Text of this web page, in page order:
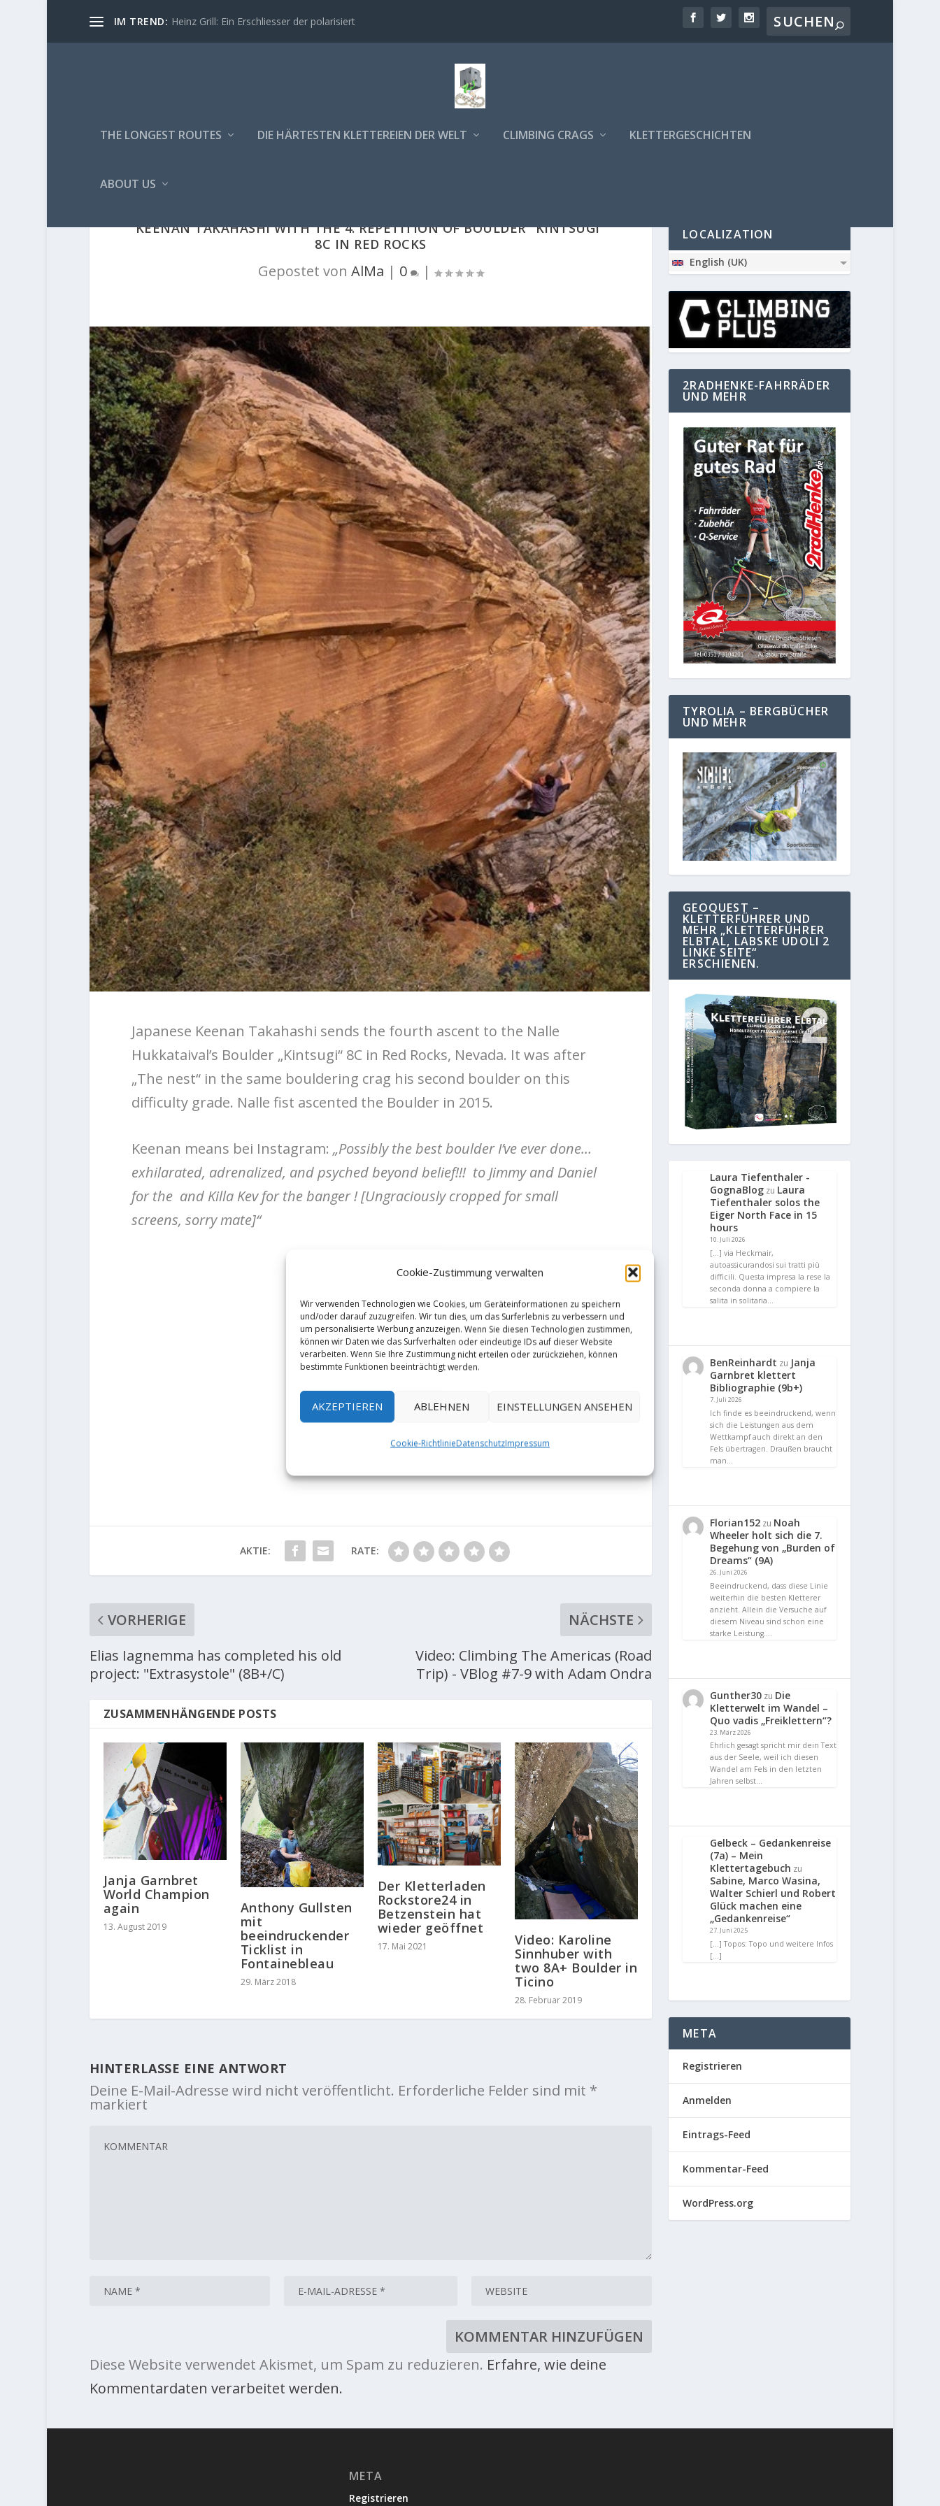
Cookie-Zustimmung verwalten
Wir verwenden Technologien wie Cookies, um Geräteinformationen zu speichern
und/oder darauf zuzugreifen. Wir tun dies, um das Surferlebnis zu verbessern und
um personalisierte Werbung anzuzeigen. Wenn Sie diesen Technologien zustimmen,
können wir Daten wie das Surfverhalten oder eindeutige IDs auf dieser Website
verarbeiten. Wenn Sie Ihre Zustimmung nicht erteilen oder zurückziehen, können
bestimmte Funktionen beeinträchtigt werden.
AKZEPTIEREN ABLEHNEN EINSTELLUNGEN ANSEHEN
Cookie-RichtlinieDatenschutzImpressum
IM TREND: Heinz Grill: Ein Erschliesser der polarisiert
THE LONGEST ROUTES DIE HÄRTESTEN KLETTEREIEN DER WELT CLIMBING CRAGS KLETTERGESCHICHTEN
ABOUT US
KEENAN TAKAHASHI WITH THE 4. REPETITION OF BOULDER "KINTSUGI"
8C IN RED ROCKS
Gepostet von AlMa | 0 |
Japanese Keenan Takahashi sends the fourth ascent to the Nalle
Hukkataival’s Boulder „Kintsugi“ 8C in Red Rocks, Nevada. It was after
„The nest“ in the same bouldering crag his second boulder on this
difficulty grade. Nalle fist ascented the Boulder in 2015.
Keenan means bei Instagram: „Possibly the best boulder I’ve ever done…
exhilarated, adrenalized, and psyched beyond belief!!! to Jimmy and Daniel
for the and Killa Kev for the banger ! [Ungraciously cropped for small
screens, sorry mate]“
AKTIE: RATE:
VORHERIGE
Elias Iagnemma has completed his old
project: "Extrasystole" (8B+/C)
NÄCHSTE
Video: Climbing The Americas (Road
Trip) - VBlog #7-9 with Adam Ondra
ZUSAMMENHÄNGENDE POSTS
Janja Garnbret
World Champion
again
13. August 2019
Anthony Gullsten
mit
beeindruckender
Ticklist in
Fontainebleau
29. März 2018
Der Kletterladen
Rockstore24 in
Betzenstein hat
wieder geöffnet
17. Mai 2021
Video: Karoline
Sinnhuber with
two 8A+ Boulder in
Ticino
28. Februar 2019
HINTERLASSE EINE ANTWORT
Deine E-Mail-Adresse wird nicht veröffentlicht. Erforderliche Felder sind mit *
markiert
Diese Website verwendet Akismet, um Spam zu reduzieren. Erfahre, wie deine
Kommentardaten verarbeitet werden.
LOCALIZATION
English (UK)
2RADHENKE-FAHRRÄDER
UND MEHR
TYROLIA – BERGBÜCHER
UND MEHR
GEOQUEST –
KLETTERFÜHRER UND
MEHR „KLETTERFÜHRER
ELBTAL, LABSKE UDOLI 2
LINKE SEITE“
ERSCHIENEN.
Laura Tiefenthaler -
GognaBlog zu Laura
Tiefenthaler solos the
Eiger North Face in 15
hours
10. Juli 2026
[…] via Heckmair,
autoassicurandosi sui tratti più
difficili. Questa impresa la rese la
seconda donna a compiere la
salita in solitaria…
BenReinhardt zu Janja
Garnbret klettert
Bibliographie (9b+)
7. Juli 2026
Ich finde es beeindruckend, wenn
sich die Leistungen aus dem
Wettkampf auch direkt an den
Fels übertragen. Draußen braucht
man…
Florian152 zu Noah
Wheeler holt sich die 7.
Begehung von „Burden of
Dreams“ (9A)
26. Juni 2026
Beeindruckend, dass diese Linie
weiterhin die besten Kletterer
anzieht. Allein die Versuche auf
diesem Niveau sind schon eine
starke Leistung.…
Gunther30 zu Die
Kletterwelt im Wandel –
Quo vadis „Freiklettern“?
23. März 2026
Ehrlich gesagt spricht mir dein Text
aus der Seele, weil ich diesen
Wandel am Fels in den letzten
Jahren selbst…
Gelbeck – Gedankenreise
(7a) – Mein
Klettertagebuch zu
Sabine, Marco Wasina,
Walter Schierl und Robert
Glück machen eine
„Gedankenreise“
27. Juni 2025
[…] Topos: Topo und weitere Infos
[…]
META
Registrieren
Anmelden
Eintrags-Feed
Kommentar-Feed
WordPress.org
META
Registrieren